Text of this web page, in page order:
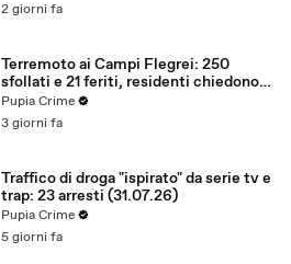
2 giorni fa
Terremoto ai Campi Flegrei: 250
sfollati e 21 feriti, residenti chiedono
certezze sul futuro (01.08.26)
Pupia Crime
3 giorni fa
Traffico di droga "ispirato" da serie tv e
trap: 23 arresti (31.07.26)
Pupia Crime
5 giorni fa